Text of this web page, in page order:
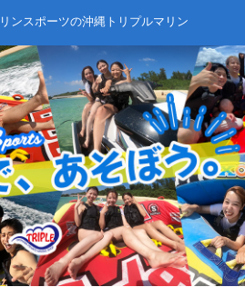
ンスポーツの沖縄トリプルマリン